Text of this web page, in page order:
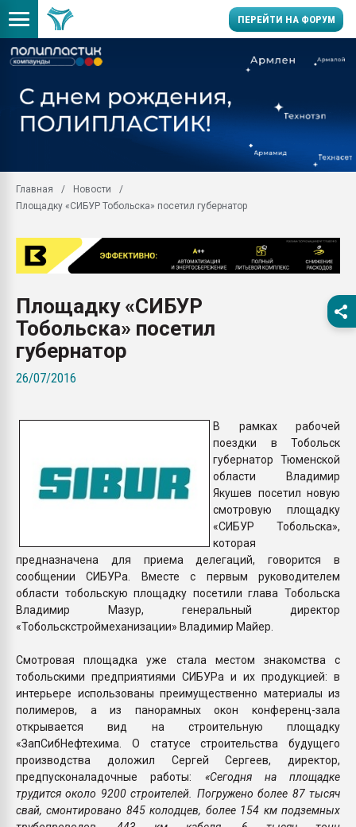
ПЕРЕЙТИ НА ФОРУМ
Вакуум-формовочные
28.07.2026
Всё, что касается
бутылок
Материал
вакуумного
Главная
Новости
Площадку «СИБУР Тобольска» посетил губернатор
Площадку «СИБУР
Тобольска» посетил
губернатор
26/07/2016
В рамках рабочей
поездки в Тобольск
губернатор Тюменской
области Владимир
Якушев посетил новую
смотровую площадку
«СИБУР Тобольска»,
которая
предназначена для приема делегаций, говорится в
сообщении СИБУРа. Вместе с первым руководителем
области тобольскую площадку посетили глава Тобольска
Владимир Мазур, генеральный директор
«Тобольскстроймеханизации» Владимир Майер.
Смотровая площадка уже стала местом знакомства с
тобольскими предприятиями СИБУРа и их продукцией: в
интерьере использованы преимущественно материалы из
полимеров, а из панорамных окон конференц-зала
открывается вид на строительную площадку
«ЗапСибНефтехима. О статусе строительства будущего
производства доложил Сергей Сергеев, директор,
предпусконаладочные работы: «Сегодня на площадке
трудится около 9200 строителей. Погружено более 87 тысяч
свай, смонтировано 845 колодцев, более 154 км подземных